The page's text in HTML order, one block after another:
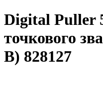
Digital Puller
точкового
В) 828127